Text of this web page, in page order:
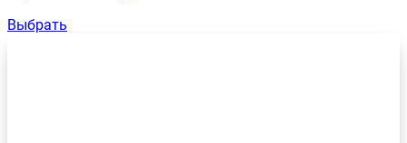
Выбрать